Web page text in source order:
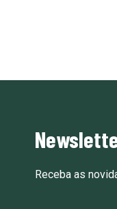
Receba as